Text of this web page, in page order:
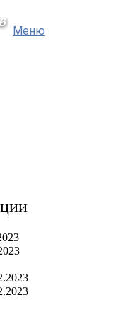
Меню